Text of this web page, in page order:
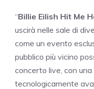
“Billie Eilish Hit Me
uscirà nelle sale di
come un evento
pubblico più vicino
concerto live, con
tecnologicamente